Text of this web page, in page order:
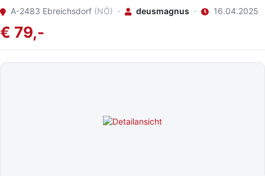
A-2483 Ebreichsdorf (NÖ) · deusmagnus · 16.04.2025
€ 79,-